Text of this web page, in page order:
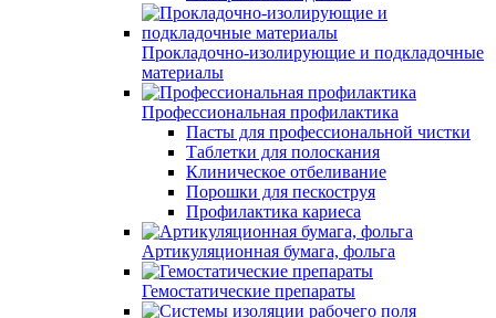
Прокладочно-изолирующие и подкладочные
материалы
Профессиональная профилактика
Пасты для профессиональной чистки
Таблетки для полоскания
Клиническое отбеливание
Порошки для пескоструя
Профилактика кариеса
Артикуляционная бумага, фольга
Гемостатические препараты